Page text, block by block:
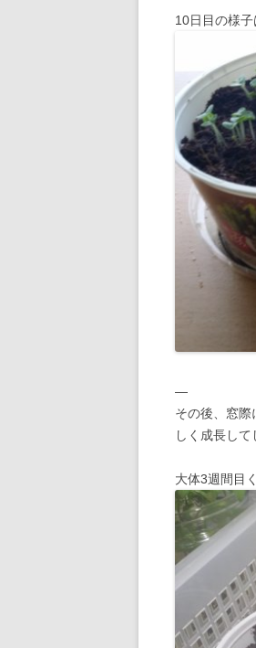
10日目の様子
—
その後、窓際
しく成長して
大体3週間目